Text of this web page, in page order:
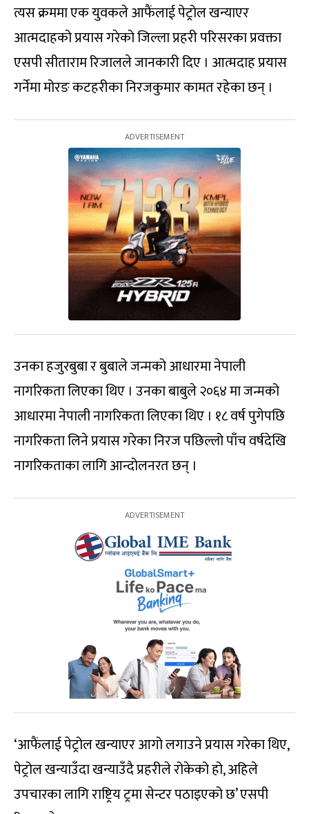
त्यस क्रममा एक युवकले आफैंलाई पेट्रोल खन्याएर
आत्मदाहको प्रयास गरेको जिल्ला प्रहरी परिसरका प्रवक्ता
एसपी सीताराम रिजालले जानकारी दिए । आत्मदाह प्रयास
गर्नेमा मोरङ कटहरीका निरजकुमार कामत रहेका छन् ।
उनका हजुरबुबा र बुबाले जन्मको आधारमा नेपाली
नागरिकता लिएका थिए । उनका बाबुले २०६४ मा जन्मको
आधारमा नेपाली नागरिकता लिएका थिए । १८ वर्ष पुगेपछि
नागरिकता लिने प्रयास गरेका निरज पछिल्लो पाँच वर्षदेखि
नागरिकताका लागि आन्दोलनरत छन् ।
‘आफैंलाई पेट्रोल खन्याएर आगो लगाउने प्रयास गरेका थिए,
पेट्रोल खन्याउँदा खन्याउँदै प्रहरीले रोकेको हो, अहिले
उपचारका लागि राष्ट्रिय ट्रमा सेन्टर पठाइएको छ’ एसपी